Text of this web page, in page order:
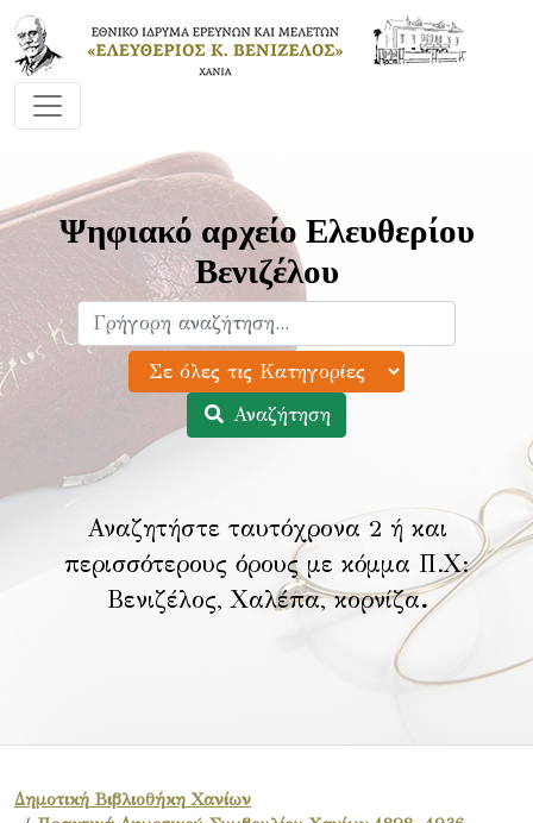
Ψηφιακό αρχείο Ελευθερίου
Βενιζέλου
Αναζήτηση
Αναζητήστε ταυτόχρονα 2 ή και
περισσότερους όρους με κόμμα Π.Χ:
Βενιζέλος, Χαλέπα, κορνίζα.
Δημοτική Βιβλιοθήκη Χανίων